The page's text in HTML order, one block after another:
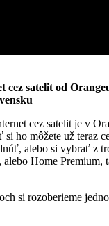
cez satelit od
cez satelit je v
ho môžete už teraz
alebo si vybrať z
Home Premium,
si rozoberieme